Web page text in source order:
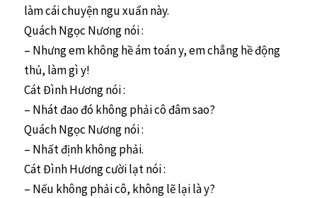
làm cái chuyện ngu xuẩn này.
Quách Ngọc Nương nói :
– Nhưng em không hề ám toán y, em chẳng hề động
thủ, làm gì y!
Cát Đình Hương nói :
– Nhát đao đó không phải cô đâm sao?
Quách Ngọc Nương nói :
– Nhất định không phải.
Cát Đình Hương cười lạt nói :
– Nếu không phải cô, không lẽ lại là y?